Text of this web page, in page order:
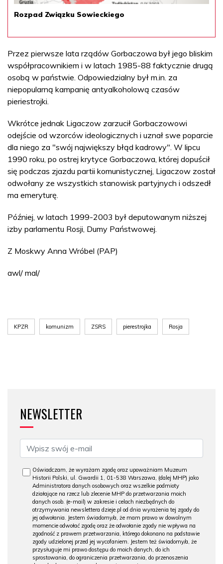
Rozpad Związku Sowieckiego
Przez pierwsze lata rządów Gorbaczowa był jego bliskim
współpracownikiem i w latach 1985-88 faktycznie drugą
osobą w państwie. Odpowiedzialny był m.in. za
niepopularną kampanię antyalkoholową czasów
pieriestrojki.
Wkrótce jednak Ligaczow zarzucił Gorbaczowowi
odejście od wzorców ideologicznych i uznał swe poparcie
dla niego za "swój największy błąd kadrowy". W lipcu
1990 roku, po ostrej krytyce Gorbaczowa, której dopuścił
się podczas zjazdu partii komunistycznej, Ligaczow został
odwołany ze wszystkich stanowisk partyjnych i odszedł
ma emeryturę.
Później, w latach 1999-2003 był deputowanym niższej
izby parlamentu Rosji, Dumy Państwowej.
Z Moskwy Anna Wróbel (PAP)
awl/ mal/
KPZR komunizm ZSRS pierestrojka Rosja
NEWSLETTER
Oświadczam, że wyrażam zgodę oraz upoważniam Muzeum
Historii Polski, ul. Gwardii 1, 01-538 Warszawa, (dalej MHP) jako
Administratora danych osobowych oraz wszelkie podmioty
działające na rzecz lub zlecenie MHP do przetwarzania moich
danych osob. (e-mail) w zakresie i celach niezbędnych do
otrzymywania newslettera dzieje.pl od dnia wyrażenia tej zgody do
jej odwołania. Jestem świadomy/a, że mam prawo w dowolnym
momencie odwołać zgodę oraz że odwołanie zgody nie wpływa na
zgodność z prawem przetwarzania, którego dokonano na podstawie
zgody udzielonej przed jej wycofaniem. Jestem też świadomy/a, że
przysługuje mi prawo dostępu do moich danych, do ich
sprostowania, do ograniczenia przetwarzania, do przenoszenia